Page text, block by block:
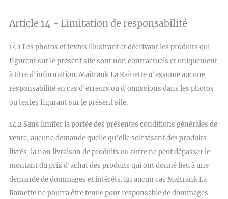
Article 14 - Limitation de responsabilité
14.1 Les photos et textes illustrant et décrivant les produits qui
figurent sur le présent site sont non contractuels et uniquement
à titre d'information. Maitrank La Rainette n'assume aucune
responsabilité en cas d'erreurs ou d'omissions dans les photos
ou textes figurant sur le présent site.
14.2 Sans limiter la portée des présentes conditions générales de
vente, aucune demande quelle qu'elle soit visant des produits
livrés, la non livraison de produits ou autre ne peut dépasser le
montant du prix d'achat des produits qui ont donné lieu à une
demande de dommages et intérêts. En aucun cas Maitrank La
Rainette ne pourra être tenue pour responsable de dommages